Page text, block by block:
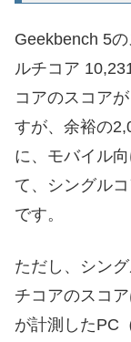
Geekbench 5
ルチコア
コアのスコア
すが、余裕の
に、モバイル
て、シングル
です。
ただし、シン
チコアのスコ
が計測したPC